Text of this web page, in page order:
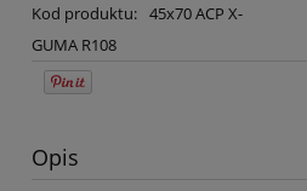
Kod produktu: 45x70 ACP X-
GUMA R108
Opis